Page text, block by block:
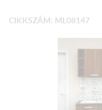
CIKKSZÁM: ML08147